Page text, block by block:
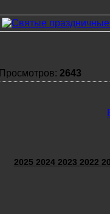
Просмотров: 2643
2025 2024 2023 2022